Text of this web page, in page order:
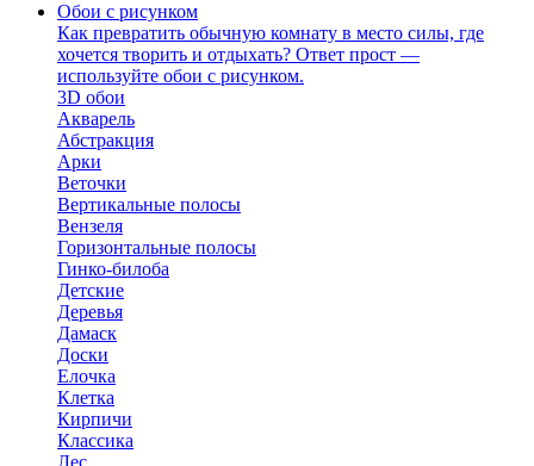
Обои с рисунком
Как превратить обычную комнату в место силы, где
хочется творить и отдыхать? Ответ прост —
используйте обои с рисунком.
3D обои
Акварель
Абстракция
Арки
Веточки
Вертикальные полосы
Вензеля
Горизонтальные полосы
Гинко-билоба
Детские
Деревья
Дамаск
Доски
Елочка
Клетка
Кирпичи
Классика
Лес